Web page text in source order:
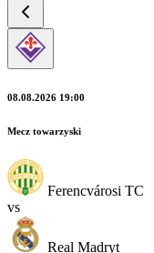
08.08.2026 19:00
Mecz towarzyski
Ferencvárosi TC
vs
Real Madryt